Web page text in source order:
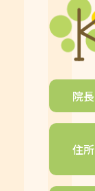
院長
住所